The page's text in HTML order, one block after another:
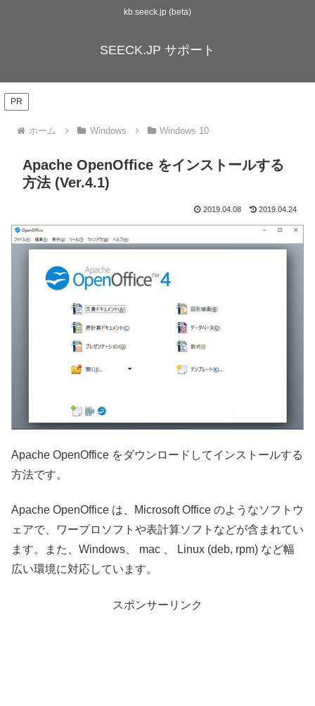
kb.seeck.jp (beta)
SEECK.JP サポート
PR
ホーム Windows Windows 10
Apache OpenOffice をインストールする
方法 (Ver.4.1)
2019.04.08 2019.04.24
Apache OpenOffice をダウンロードしてインストールする
方法です。
Apache OpenOffice は、Microsoft Office のようなソフトウ
ェアで、ワープロソフトや表計算ソフトなどが含まれてい
ます。また、Windows、 mac 、 Linux (deb, rpm) など幅
広い環境に対応しています。
スポンサーリンク